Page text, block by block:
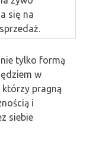
się na
tylko formą
w
pragną
i
siebie